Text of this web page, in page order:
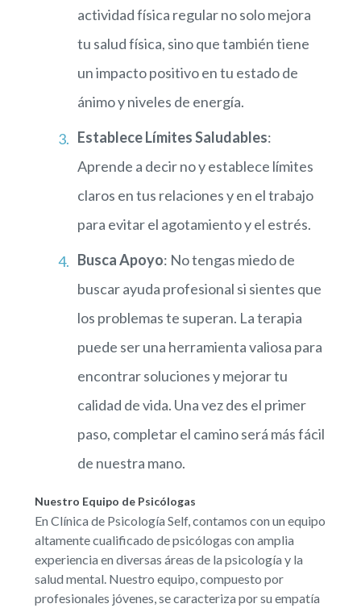
actividad física regular no solo mejora
tu salud física, sino que también tiene
un impacto positivo en tu estado de
ánimo y niveles de energía.
Establece Límites Saludables:
Aprende a decir no y establece límites
claros en tus relaciones y en el trabajo
para evitar el agotamiento y el estrés.
Busca Apoyo: No tengas miedo de
buscar ayuda profesional si sientes que
los problemas te superan. La terapia
puede ser una herramienta valiosa para
encontrar soluciones y mejorar tu
calidad de vida. Una vez des el primer
paso, completar el camino será más fácil
de nuestra mano.
Nuestro Equipo de Psicólogas
En Clínica de Psicología Self, contamos con un equipo
altamente cualificado de psicólogas con amplia
experiencia en diversas áreas de la psicología y la
salud mental. Nuestro equipo, compuesto por
profesionales jóvenes, se caracteriza por su empatía